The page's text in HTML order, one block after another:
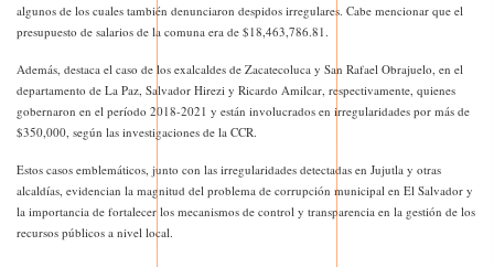
algunos de los cuales también denunciaron despidos irregulares. Cabe mencionar que el
presupuesto de salarios de la comuna era de $18,463,786.81.
Además, destaca el caso de los exalcaldes de Zacatecoluca y San Rafael Obrajuelo, en el
departamento de La Paz, Salvador Hirezi y Ricardo Amilcar, respectivamente, quienes
gobernaron en el período 2018-2021 y están involucrados en irregularidades por más de
$350,000, según las investigaciones de la CCR.
Estos casos emblemáticos, junto con las irregularidades detectadas en Jujutla y otras
alcaldías, evidencian la magnitud del problema de corrupción municipal en El Salvador y
la importancia de fortalecer los mecanismos de control y transparencia en la gestión de los
recursos públicos a nivel local.